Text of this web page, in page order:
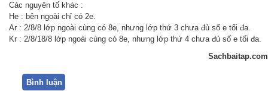
Các nguyên tố khác :
He : bên ngoài chỉ có 2e.
Ar : 2/8/8 lớp ngoài cùng có 8e, nhưng lớp thứ 3 chưa đủ số e tối đa.
Kr : 2/8/18/8 lớp ngoài cùng có 8e, nhưng lớp thứ 4 chưa đủ số e tối đa.
Sachbaitap.com
Bình luận